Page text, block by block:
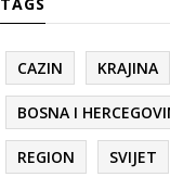
TAGS
CAZIN KRAJINA
BOSNA I
REGION SVIJET